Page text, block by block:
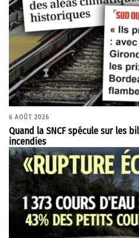
6 AOÛT 2026
Quand la SNCF spécule sur les
incendies